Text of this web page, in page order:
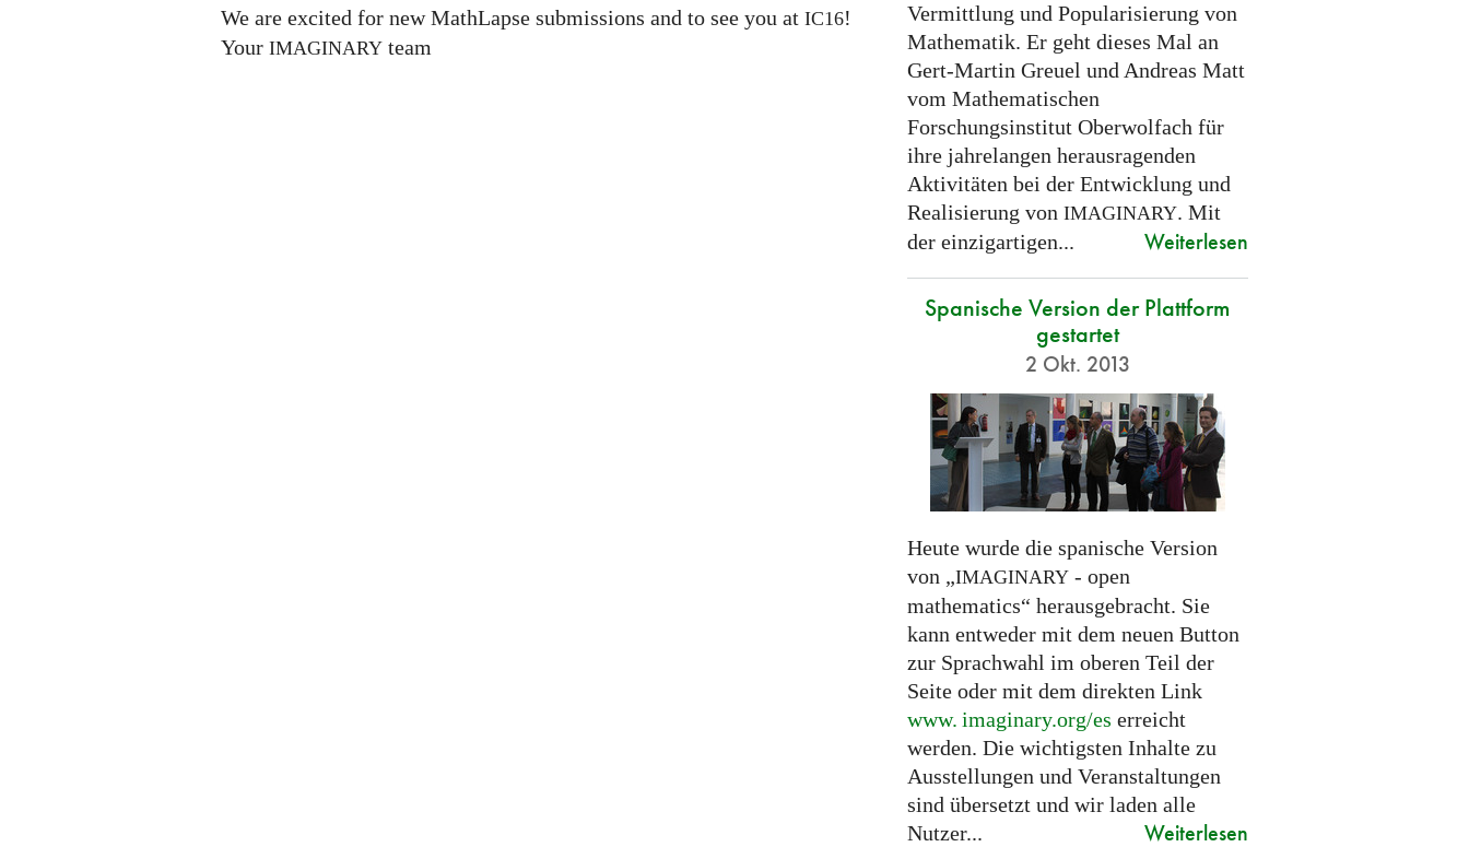
We are excited for new MathLapse submissions and to see you at IC16!
Your IMAGINARY team
Vermittlung und Popularisierung von
Mathematik. Er geht dieses Mal an
Gert-Martin Greuel und Andreas Matt
vom Mathematischen
Forschungsinstitut Oberwolfach für
ihre jahrelangen herausragenden
Aktivitäten bei der Entwicklung und
Realisierung von IMAGINARY. Mit
der einzigartigen...
Weiterlesen
Spanische Version der Plattform
gestartet
2 Okt. 2013
Heute wurde die spanische Version
von „IMAGINARY- open
mathematics“ herausgebracht. Sie
kann entweder mit dem neuen Button
zur Sprachwahl im oberen Teil der
Seite oder mit dem direkten Link
www. imaginary.org/es erreicht
werden. Die wichtigsten Inhalte zu
Ausstellungen und Veranstaltungen
sind übersetzt und wir laden alle
Nutzer...
Weiterlesen